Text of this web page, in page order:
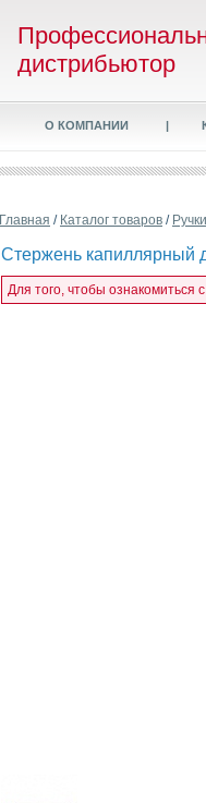
дистрибьютор
О КОМПАНИИ |
Главная / Каталог товаров / Ручки
Стержень капиллярный
Для того, чтобы